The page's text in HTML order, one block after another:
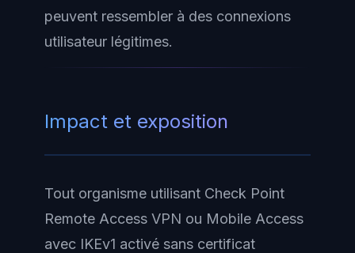
peuvent ressembler à des connexions
utilisateur légitimes.
Impact et exposition
Tout organisme utilisant Check Point
Remote Access VPN ou Mobile Access
avec IKEv1 activé sans certificat